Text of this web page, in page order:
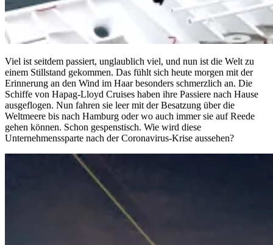
Viel ist seitdem passiert, unglaublich viel, und nun ist die Welt zu
einem Stillstand gekommen. Das fühlt sich heute morgen mit der
Erinnerung an den Wind im Haar besonders schmerzlich an. Die
Schiffe von Hapag-Lloyd Cruises haben ihre Passiere nach Hause
ausgeflogen. Nun fahren sie leer mit der Besatzung über die
Weltmeere bis nach Hamburg oder wo auch immer sie auf Reede
gehen können. Schon gespenstisch. Wie wird diese
Unternehmenssparte nach der Coronavirus-Krise aussehen?